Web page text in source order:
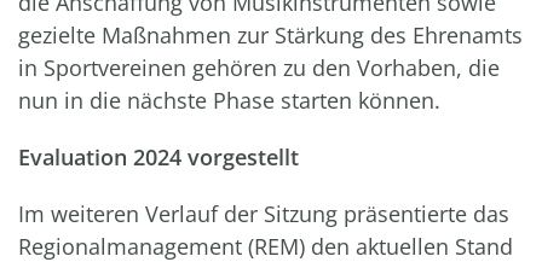
gezielte Maßnahmen zur Stärkung des Ehrenamts
in Sportvereinen gehören zu den Vorhaben, die
nun in die nächste Phase starten können.
Evaluation 2024 vorgestellt
Im weiteren Verlauf der Sitzung präsentierte das
Regionalmanagement (REM) den aktuellen Stand